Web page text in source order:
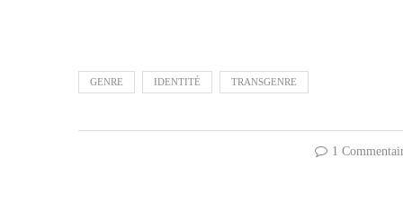
GENRE IDENTITÉ TRANSGENRE
1